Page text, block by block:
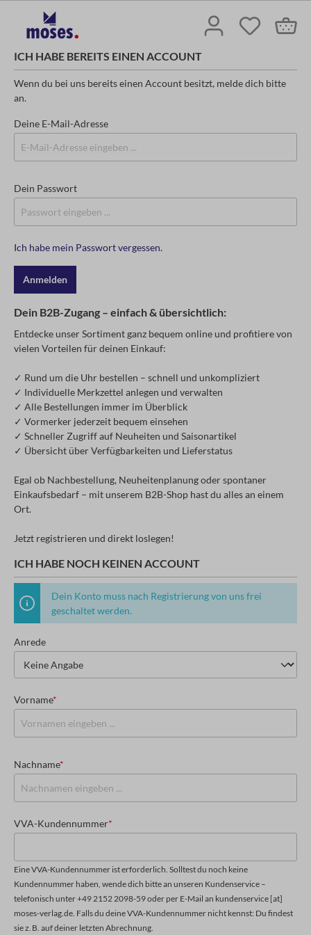
ICH HABE BEREITS EINEN ACCOUNT
Wenn du bei uns bereits einen Account besitzt, melde dich bitte
an.
Deine E-Mail-Adresse
Dein Passwort
Ich habe mein Passwort vergessen.
Anmelden
Dein B2B-Zugang – einfach & übersichtlich:
Entdecke unser Sortiment ganz bequem online und profitiere von
vielen Vorteilen für deinen Einkauf:
✓ Rund um die Uhr bestellen – schnell und unkompliziert
✓ Individuelle Merkzettel anlegen und verwalten
✓ Alle Bestellungen immer im Überblick
✓ Vormerker jederzeit bequem einsehen
✓ Schneller Zugriff auf Neuheiten und Saisonartikel
✓ Übersicht über Verfügbarkeiten und Lieferstatus
Egal ob Nachbestellung, Neuheitenplanung oder spontaner
Einkaufsbedarf – mit unserem B2B-Shop hast du alles an einem
Ort.
Jetzt registrieren und direkt loslegen!
ICH HABE NOCH KEINEN ACCOUNT
Dein Konto muss nach Registrierung von uns frei
geschaltet werden.
Anrede
Vorname*
Nachname*
VVA-Kundennummer*
Eine VVA-Kundennummer ist erforderlich. Solltest du noch keine
Kundennummer haben, wende dich bitte an unseren Kundenservice –
telefonisch unter +49 2152 2098-59 oder per E-Mail an kundenservice [at]
moses-verlag.de. Falls du deine VVA-Kundennummer nicht kennst: Du findest
sie z. B. auf deiner letzten Abrechnung.